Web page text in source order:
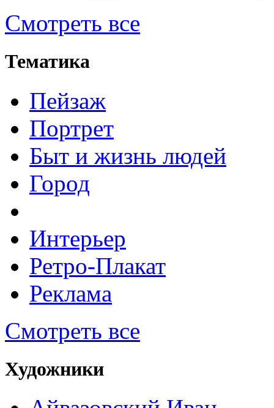
Смотреть все
Тематика
Пейзаж
Портрет
Быт и жизнь людей
Город
Интерьер
Ретро-Плакат
Реклама
Смотреть все
Художники